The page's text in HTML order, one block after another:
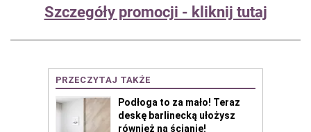
Szczegóły promocji - kliknij tutaj